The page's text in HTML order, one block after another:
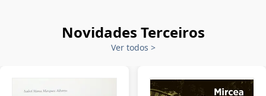
Novidades Terceiros
Ver todos >